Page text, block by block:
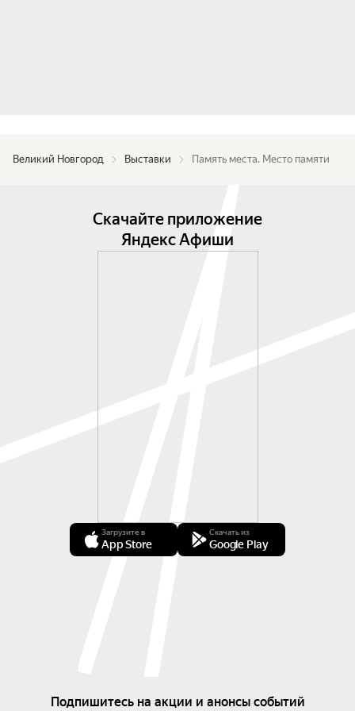
Великий Новгород Выставки Память места. Место памяти
Скачайте приложение
Яндекс Афиши
Загрузите в
App Store
Скачать из
Google Play
Подпишитесь на акции и анонсы событий